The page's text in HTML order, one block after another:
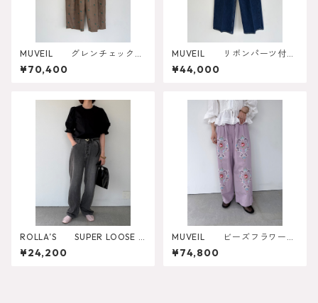
MUVEIL グレンチェックロ
ーズパンツ MA262FP003
¥70,400
MUVEIL リボンパーツ付デ
ニムパンツ MA262FP001
¥44,000
ROLLA’S SUPER LOOSE B
LACK STONE
¥24,200
MUVEIL ビーズフラワー刺
繍パンツ
¥74,800